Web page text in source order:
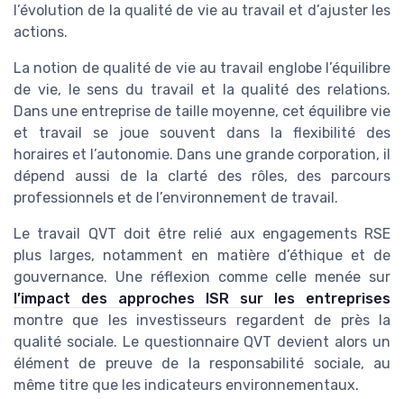
l’évolution de la qualité de vie au travail et d’ajuster les
actions.
La notion de qualité de vie au travail englobe l’équilibre
de vie, le sens du travail et la qualité des relations.
Dans une entreprise de taille moyenne, cet équilibre vie
et travail se joue souvent dans la flexibilité des
horaires et l’autonomie. Dans une grande corporation, il
dépend aussi de la clarté des rôles, des parcours
professionnels et de l’environnement de travail.
Le travail QVT doit être relié aux engagements RSE
plus larges, notamment en matière d’éthique et de
gouvernance. Une réflexion comme celle menée sur
l’impact des approches ISR sur les entreprises
montre que les investisseurs regardent de près la
qualité sociale. Le questionnaire QVT devient alors un
élément de preuve de la responsabilité sociale, au
même titre que les indicateurs environnementaux.